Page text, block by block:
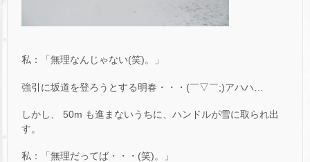
私：「無理なんじゃない(笑)。」
強引に坂道を登ろうとする明春・・・(￣▽￣;)アハハ…
しかし、 50m も進まないうちに、ハンドルが雪に取られ出
す。
私：「無理だってば・・・(笑)。」